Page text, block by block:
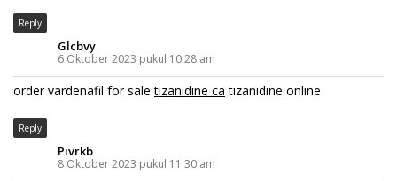
Reply
Glcbvy
6 Oktober 2023 pukul 10:28 am
order vardenafil for saletizanidine ca tizanidine online
Reply
Pivrkb
8 Oktober 2023 pukul 11:30 am